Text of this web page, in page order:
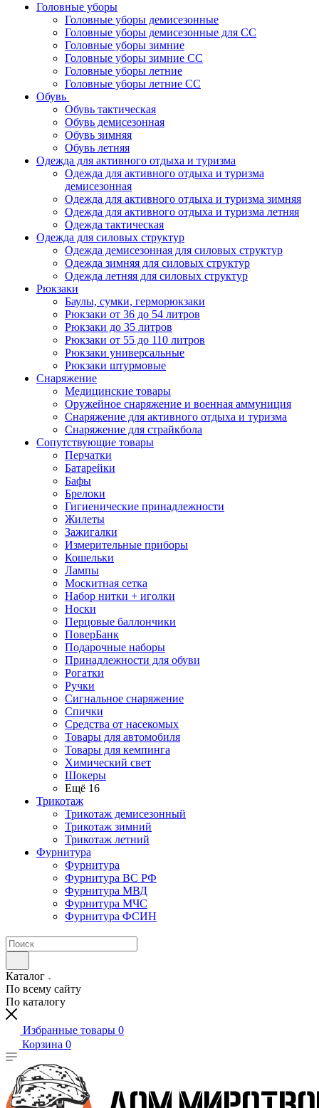
Головные уборы
Головные уборы демисезонные
Головные уборы демисезонные для СС
Головные уборы зимние
Головные уборы зимние СС
Головные уборы летние
Головные уборы летние СС
Обувь
Обувь тактическая
Обувь демисезонная
Обувь зимняя
Обувь летняя
Одежда для активного отдыха и туризма
Одежда для активного отдыха и туризма
демисезонная
Одежда для активного отдыха и туризма зимняя
Одежда для активного отдыха и туризма летняя
Одежда тактическая
Одежда для силовых структур
Одежда демисезонная для силовых структур
Одежда зимняя для силовых структур
Одежда летняя для силовых структур
Рюкзаки
Баулы, сумки, герморюкзаки
Рюкзаки от 36 до 54 литров
Рюкзаки до 35 литров
Рюкзаки от 55 до 110 литров
Рюкзаки универсальные
Рюкзаки штурмовые
Снаряжение
Медицинские товары
Оружейное снаряжение и военная аммуниция
Снаряжение для активного отдыха и туризма
Снаряжение для страйкбола
Сопутствующие товары
Перчатки
Батарейки
Бафы
Брелоки
Гигиенические принадлежности
Жилеты
Зажигалки
Измерительные приборы
Кошельки
Лампы
Москитная сетка
Набор нитки + иголки
Носки
Перцовые баллончики
ПоверБанк
Подарочные наборы
Принадлежности для обуви
Рогатки
Ручки
Сигнальное снаряжение
Спички
Средства от насекомых
Товары для автомобиля
Товары для кемпинга
Химический свет
Шокеры
Ещё 16
Трикотаж
Трикотаж демисезонный
Трикотаж зимний
Трикотаж летний
Фурнитура
Фурнитура
Фурнитура ВС РФ
Фурнитура МВД
Фурнитура МЧС
Фурнитура ФСИН
Каталог
По всему сайту
По каталогу
Избранные товары 0
Корзина 0